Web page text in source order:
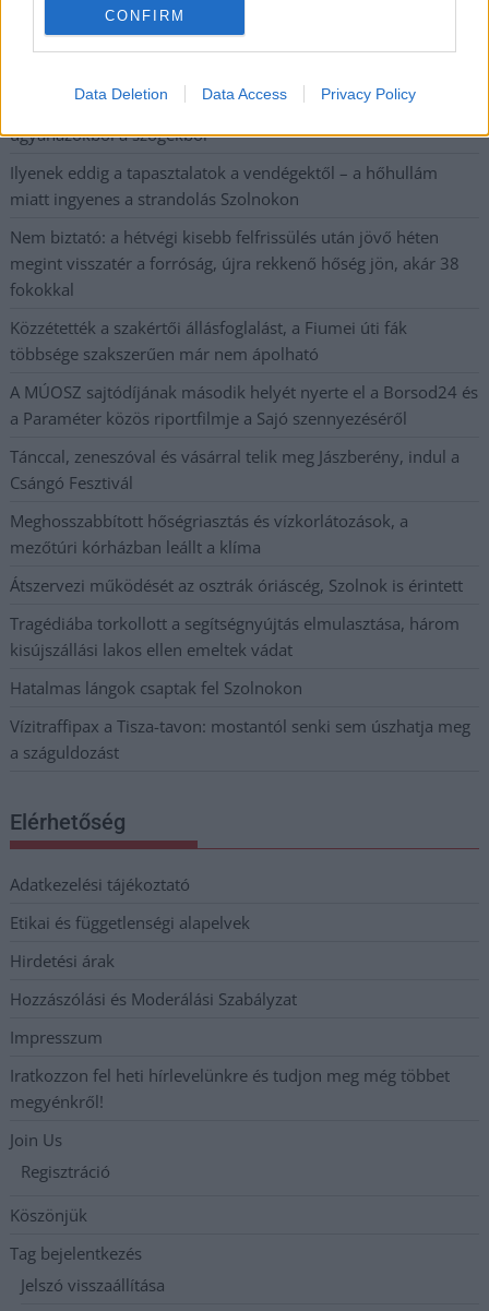
CONFIRM
Data Deletion Data Access Privacy Policy
Csődbe ment a tószegi Accell Hunland, a hazai
kerékpárgyártás meghatározó szereplője
Egyszer fent, egyszer lent, így festett a Duna a két évvel
ezelőtti árvíz idején és így most – fotógyűjtemény
ugyanazokból a szögekből
Ilyenek eddig a tapasztalatok a vendégektől – a hőhullám
miatt ingyenes a strandolás Szolnokon
Nem biztató: a hétvégi kisebb felfrissülés után jövő héten
megint visszatér a forróság, újra rekkenő hőség jön, akár 38
fokokkal
Közzétették a szakértői állásfoglalást, a Fiumei úti fák
többsége szakszerűen már nem ápolható
A MÚOSZ sajtódíjának második helyét nyerte el a Borsod24 és
a Paraméter közös riportfilmje a Sajó szennyezéséről
Tánccal, zeneszóval és vásárral telik meg Jászberény, indul a
Csángó Fesztivál
Meghosszabbított hőségriasztás és vízkorlátozások, a
mezőtúri kórházban leállt a klíma
Átszervezi működését az osztrák óriáscég, Szolnok is érintett
Tragédiába torkollott a segítségnyújtás elmulasztása, három
kisújszállási lakos ellen emeltek vádat
Hatalmas lángok csaptak fel Szolnokon
Vízitraffipax a Tisza-tavon: mostantól senki sem úszhatja meg
a száguldozást
Elérhetőség
Adatkezelési tájékoztató
Etikai és függetlenségi alapelvek
Hirdetési árak
Hozzászólási és Moderálási Szabályzat
Impresszum
Iratkozzon fel heti hírlevelünkre és tudjon meg még többet
megyénkről!
Join Us
Regisztráció
Köszönjük
Tag bejelentkezés
Jelszó visszaállítása